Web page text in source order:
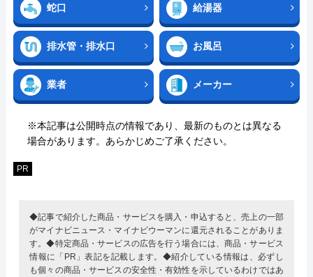
蛇口 給湯器
排水管・排水口 お風呂
業者 メーカー
※本記事は公開時点の情報であり、最新のものとは異なる
場合があります。あらかじめご了承ください。
PR
◆記事で紹介した商品・サービスを購入・申込すると、売上の一部
がマイナビニュース・マイナビウーマンに還元されることがありま
す。◆特定商品・サービスの広告を行う場合には、商品・サービス
情報に「PR」表記を記載します。◆紹介している情報は、必ずし
も個々の商品・サービスの安全性・有効性を示しているわけではあ